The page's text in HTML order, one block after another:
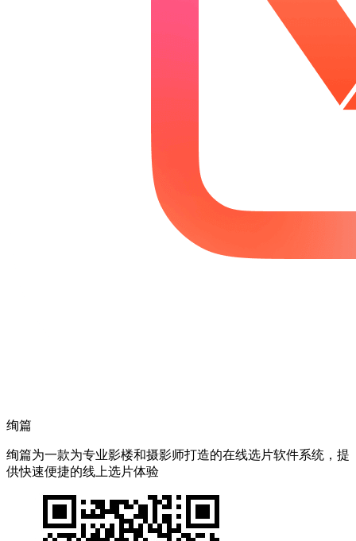
绚篇
绚篇为一款为专业影楼和摄影师打造的在线选片软件系统，提
供快速便捷的线上选片体验